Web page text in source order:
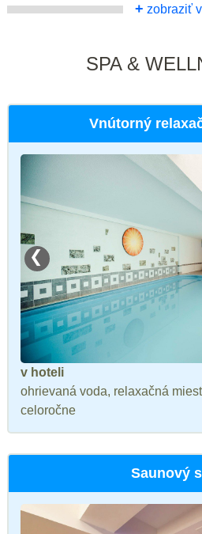
+ zobraziť
SPA &
Vnútorný
❮
v hoteli
ohrievaná voda, relaxačná
celoročne
Saunový